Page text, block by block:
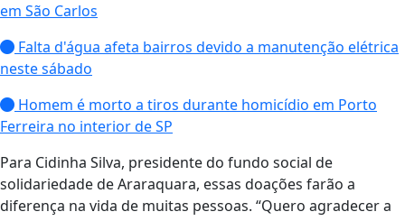
em São Carlos
Falta d'água afeta bairros devido a manutenção elétrica
neste sábado
Homem é morto a tiros durante homicídio em Porto
Ferreira no interior de SP
Para Cidinha Silva, presidente do fundo social de
solidariedade de Araraquara, essas doações farão a
diferença na vida de muitas pessoas. “Quero agradecer a